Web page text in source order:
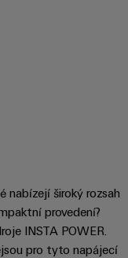
nabízejí široký rozsah
provedení?
INSTA POWER.
pro tyto napájecí